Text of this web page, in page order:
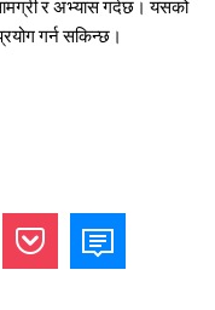
र अभ्यास गर्दछ। यसको
गर्न सकिन्छ।